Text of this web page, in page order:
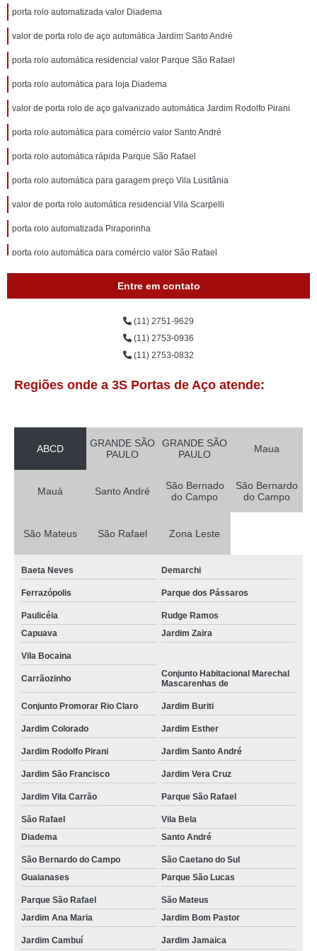
porta rolo automatizada valor Diadema
valor de porta rolo de aço automática Jardim Santo André
porta rolo automática residencial valor Parque São Rafael
porta rolo automática para loja Diadema
valor de porta rolo de aço galvanizado automática Jardim Rodolfo Pirani
porta rolo automática para comércio valor Santo André
porta rolo automática rápida Parque São Rafael
porta rolo automática para garagem preço Vila Lusitânia
valor de porta rolo automática residencial Vila Scarpelli
porta rolo automatizada Piraporinha
porta rolo automática para comércio valor São Rafael
preço de porta rolo automática residencial Vila América
preço de porta rolo de aço galvanizado automática Parque dos Pássaros
porta rolo automática residencial Vila Bocaina
porta rolo automática valor Ferrazópolis
porta rolo automática Vila Apiaí
porta rolo automática residencial preço Jardim Ocara
porta rolo automática para garagem valor Vila Gilda
porta rolo automática para loja valor Jardim Ana Maria
preço de porta rolo automática industrial Capuava
preço de porta rolo de aço automática Conjunto Promorar Rio Claro
porta rolo automática rápida preço São Mateus
porta rolo de aço automática Conjunto Habitacional Marechal Mascarenhas
de
porta rolo automatizada valor Guaianases
porta rolo automática industrial Jardim Ocara
porta rolo de aço galvanizado automática Jardim Rodolfo Pirani
preço de porta rolo automatizada Rudge Ramos
valor de porta rolo de aço automática Jardim Esther
preço de porta rolo motorizada Jardim Pilar
porta rolo automática comercial Vila Apiaí
porta rolo automática comercial preço Jardim Colorado
Entre em contato
(11) 2751-9629
(11) 2753-0936
(11) 2753-0832
Regiões onde a 3S Portas de Aço atende:
ABCD
GRANDE SÃO
PAULO
GRANDE SÃO
PAULO
Maua
Mauá Santo André
São Bernado
do Campo
São Bernardo
do Campo
São Mateus São Rafael Zona Leste
Baeta Neves Demarchi
Ferrazópolis Parque dos Pássaros
Paulicéia
Rudge Ramos
Capuava
Jardim Zaira
Vila Bocaina
Carrãozinho
Conjunto Habitacional Marechal
Mascarenhas de
Conjunto Promorar Rio Claro Jardim Buriti
Jardim Colorado Jardim Esther
Jardim Rodolfo Pirani Jardim Santo André
Jardim São Francisco Jardim Vera Cruz
Jardim Vila Carrão Parque São Rafael
São Rafael
Vila Bela
Diadema
Santo André
São Bernardo do Campo
São Caetano do Sul
Guaianases
Parque São Lucas
Parque São Rafael
São Mateus
Jardim Ana Maria
Jardim Bom Pastor
Jardim Cambuí Jardim Jamaica